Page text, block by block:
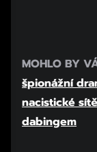
MOHLO BY
špionážní
nacistické
dabingem